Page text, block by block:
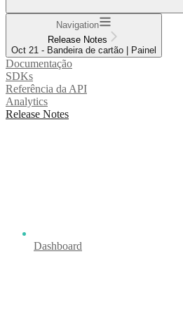
Navigation
Release Notes
Oct 21 - Bandeira de cartão | Painel
Documentação
SDKs
Referência da API
Analytics
Release Notes
Dashboard